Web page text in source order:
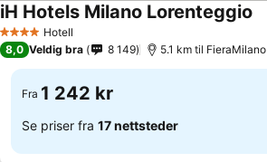
4 StjernerHotell
iH Hotels Milano Lorenteggio
8,0 Veldig bra 8 149 5.1 km til FieraMilano
Fra 1 242 kr
Se priser fra 17 nettsteder